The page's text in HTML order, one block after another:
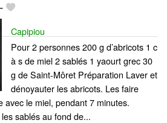
-
Capipiou
Pour 2 personnes 200 g d’abricots 1 c
à s de miel 2 sablés 1 yaourt grec 30
g de Saint-Môret Préparation Laver et
dénoyauter les abricots. Les faire
avec le miel, pendant 7 minutes.
sablés au fond de...